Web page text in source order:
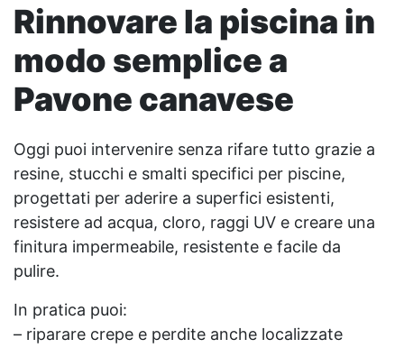
Rinnovare la piscina in
modo semplice a
Pavone canavese
Oggi puoi intervenire senza rifare tutto grazie a
resine, stucchi e smalti specifici per piscine,
progettati per aderire a superfici esistenti,
resistere ad acqua, cloro, raggi UV e creare una
finitura impermeabile, resistente e facile da
pulire.
In pratica puoi:
– riparare crepe e perdite anche localizzate